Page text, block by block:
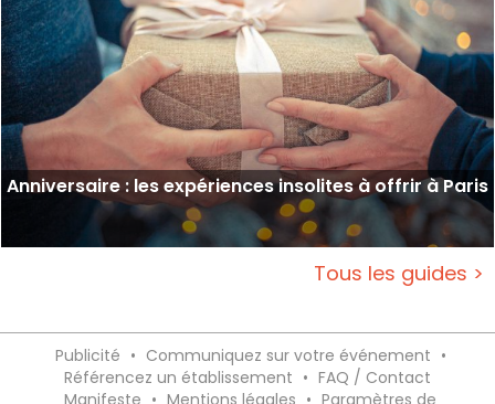
Anniversaire : les expériences insolites à offrir à Paris
Tous les guides >